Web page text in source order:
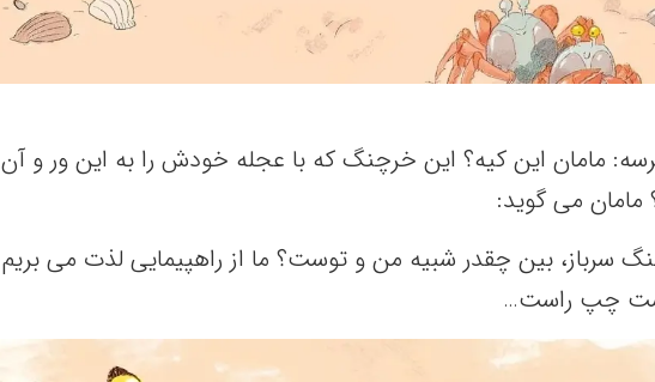
مامان این‌ کیه‌؟ این‌ خرچنگ‌ که‌ با عجله‌ خودش را به‌ این‌ ور و آن
مامان می‌ گوید:
سرباز، بین‌ چقدر شبیه‌ من‌ و توست‌؟ ما از راهپیمایی‌ لذت می‌ بریم‌
چپ‌ راست‌…